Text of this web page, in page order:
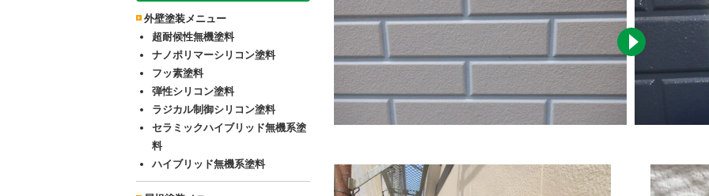
外壁塗装メニュー
超耐候性無機塗料
ナノポリマーシリコン塗料
フッ素塗料
弾性シリコン塗料
ラジカル制御シリコン塗料
セラミックハイブリッド無機系塗
料
ハイブリッド無機系塗料